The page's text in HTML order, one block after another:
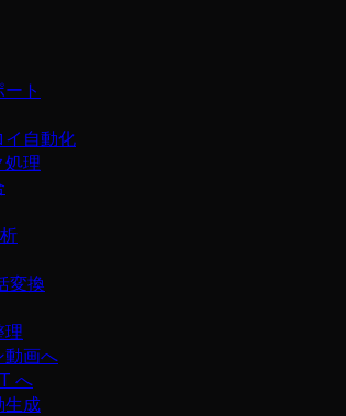
ト
イ自動化
処理
変換
理
動画へ
へ
生成